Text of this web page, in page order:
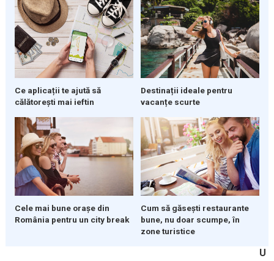
Ce aplicații te ajută să
călătorești mai ieftin
Destinații ideale pentru
vacanțe scurte
Cele mai bune orașe din
România pentru un city break
Cum să găsești restaurante
bune, nu doar scumpe, în
zone turistice
U